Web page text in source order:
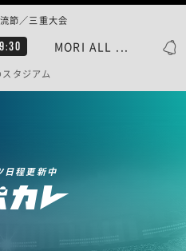
MORI ALL ...
／三重大会
スタジアム
日程更新中